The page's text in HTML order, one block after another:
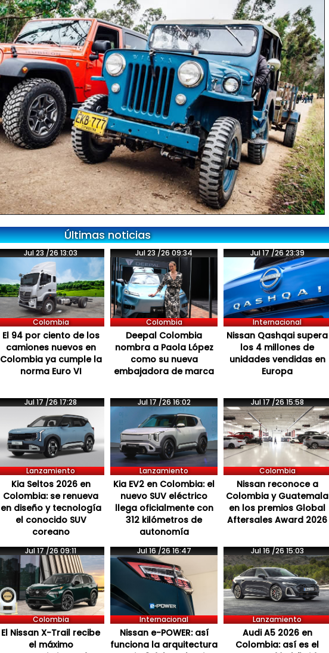
Últimas noticias
Jul 23 /26 13:03
Colombia
El 94 por ciento de los
camiones nuevos en
Colombia ya cumple la
norma Euro VI
Jul 23 /26 09:34
Colombia
Deepal Colombia
nombra a Paola López
como su nueva
embajadora de marca
Jul 17 /26 23:39
Internacional
Nissan Qashqai supera
los 4 millones de
unidades vendidas en
Europa
Jul 17 /26 17:28
Lanzamiento
Kia Seltos 2026 en
Colombia: se renueva
en diseño y tecnología
el conocido SUV
coreano
Jul 17 /26 16:02
Lanzamiento
Kia EV2 en Colombia: el
nuevo SUV eléctrico
llega oficialmente con
312 kilómetros de
autonomía
Jul 17 /26 15:58
Colombia
Nissan reconoce a
Colombia y Guatemala
en los premios Global
Aftersales Award 2026
Jul 17 /26 09:11
Colombia
El Nissan X-Trail recibe
el máximo
Jul 16 /26 16:47
Internacional
Nissan e-POWER: así
funciona la arquitectura
Jul 16 /26 15:03
Lanzamiento
Audi A5 2026 en
Colombia: así es el